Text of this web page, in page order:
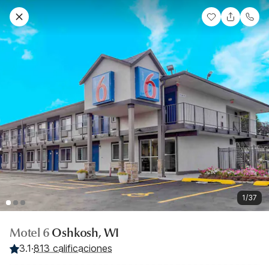
1/37
Motel 6 Oshkosh, WI
3.1·813 calificaciones